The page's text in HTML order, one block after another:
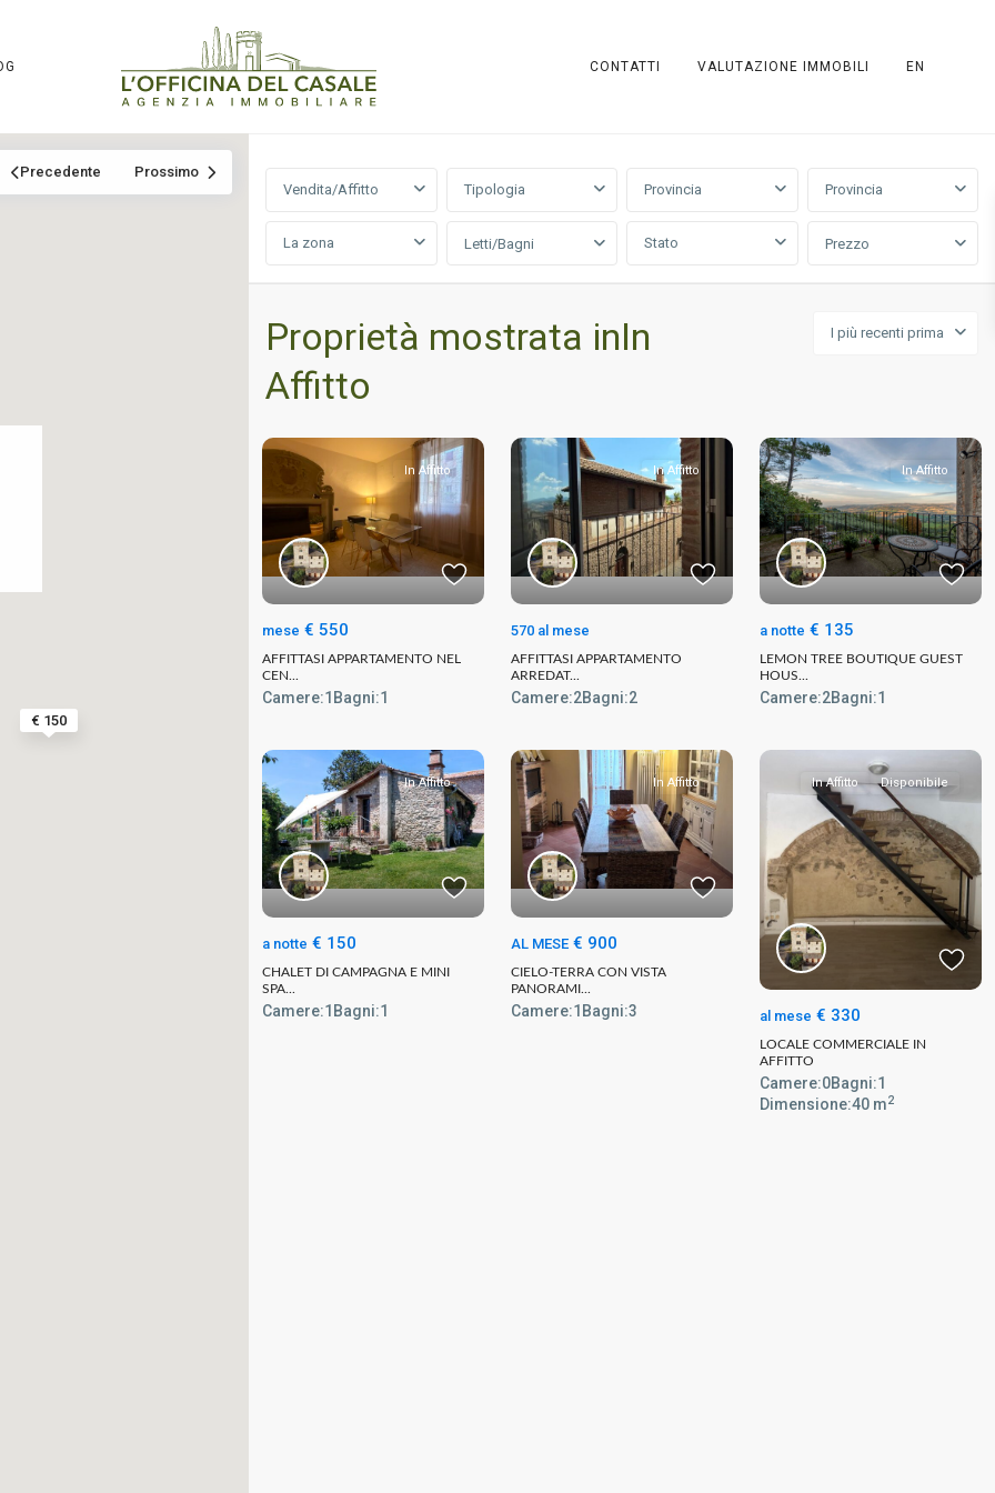
CONTATTI VALUTAZIONE IMMOBILI EN
€ 150
Precedente
Prossimo
Vendita/Affitto
Tipologia Provincia Provincia
La zona Letti/Bagni Stato Prezzo
I più recenti prima
Proprietà mostrata inIn
Affitto
In Affitto
mese € 550
AFFITTASI APPARTAMENTO NEL
CEN...
Camere:1 Bagni:1
In Affitto
570 al mese
AFFITTASI APPARTAMENTO
ARREDAT...
Camere:2Bagni:2
In Affitto
a notte € 135
LEMON TREE BOUTIQUE GUEST
HOUS...
Camere:2Bagni:1
In Affitto
a notte € 150
CHALET DI CAMPAGNA E MINI
SPA...
Camere:1 Bagni:1
In Affitto
AL MESE € 900
CIELO-TERRA CON VISTA
PANORAMI...
Camere:1 Bagni:3
In Affitto Disponibile
al mese € 330
LOCALE COMMERCIALE IN
AFFITTO
Camere:0Bagni:1
Dimensione:40 m2